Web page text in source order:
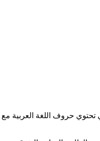
حروف اللغة العربية مع